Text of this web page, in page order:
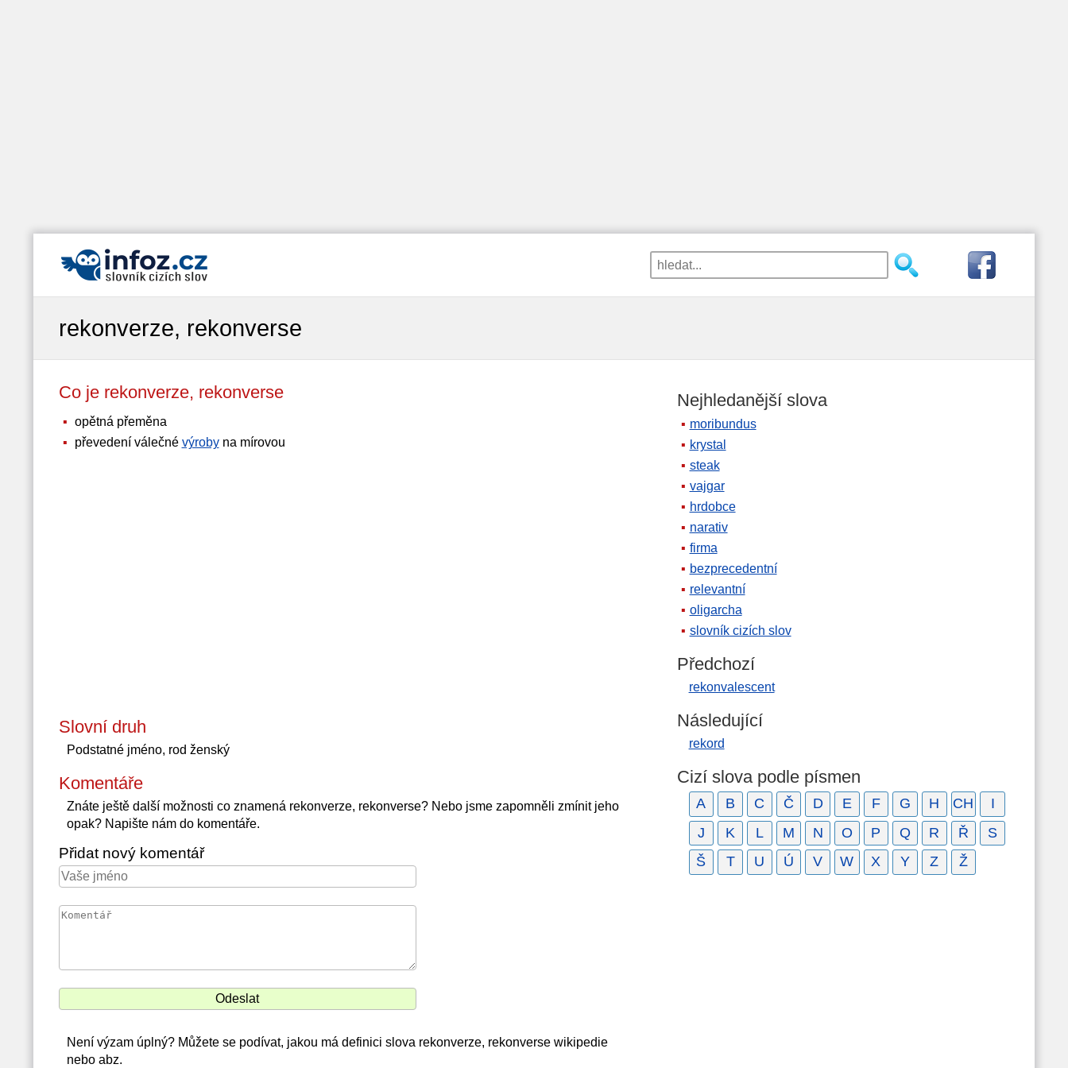
rekonverze, rekonverse
Co je rekonverze, rekonverse
opětná přeměna
převedení válečné výrobyna mírovou
Slovní druh
Podstatné jméno, rod ženský
Komentáře
Znáte ještě další možnosti co znamená rekonverze, rekonverse? Nebo jsme zapomněli zmínit jeho
opak? Napište nám do komentáře.
Přidat nový komentář
Není výzam úplný? Můžete se podívat, jakou má definici slova rekonverze, rekonverse wikipedie
nebo abz.
Nejhledanější slova
moribundus
krystal
steak
vajgar
hrdobce
narativ
firma
bezprecedentní
relevantní
oligarcha
slovník cizích slov
Předchozí
rekonvalescent
Následující
rekord
Cizí slova podle písmen
A B C Č D E F G H CH
I
J
K L M N O P Q R Ř
S
Š
T U Ú V W X Y Z Ž